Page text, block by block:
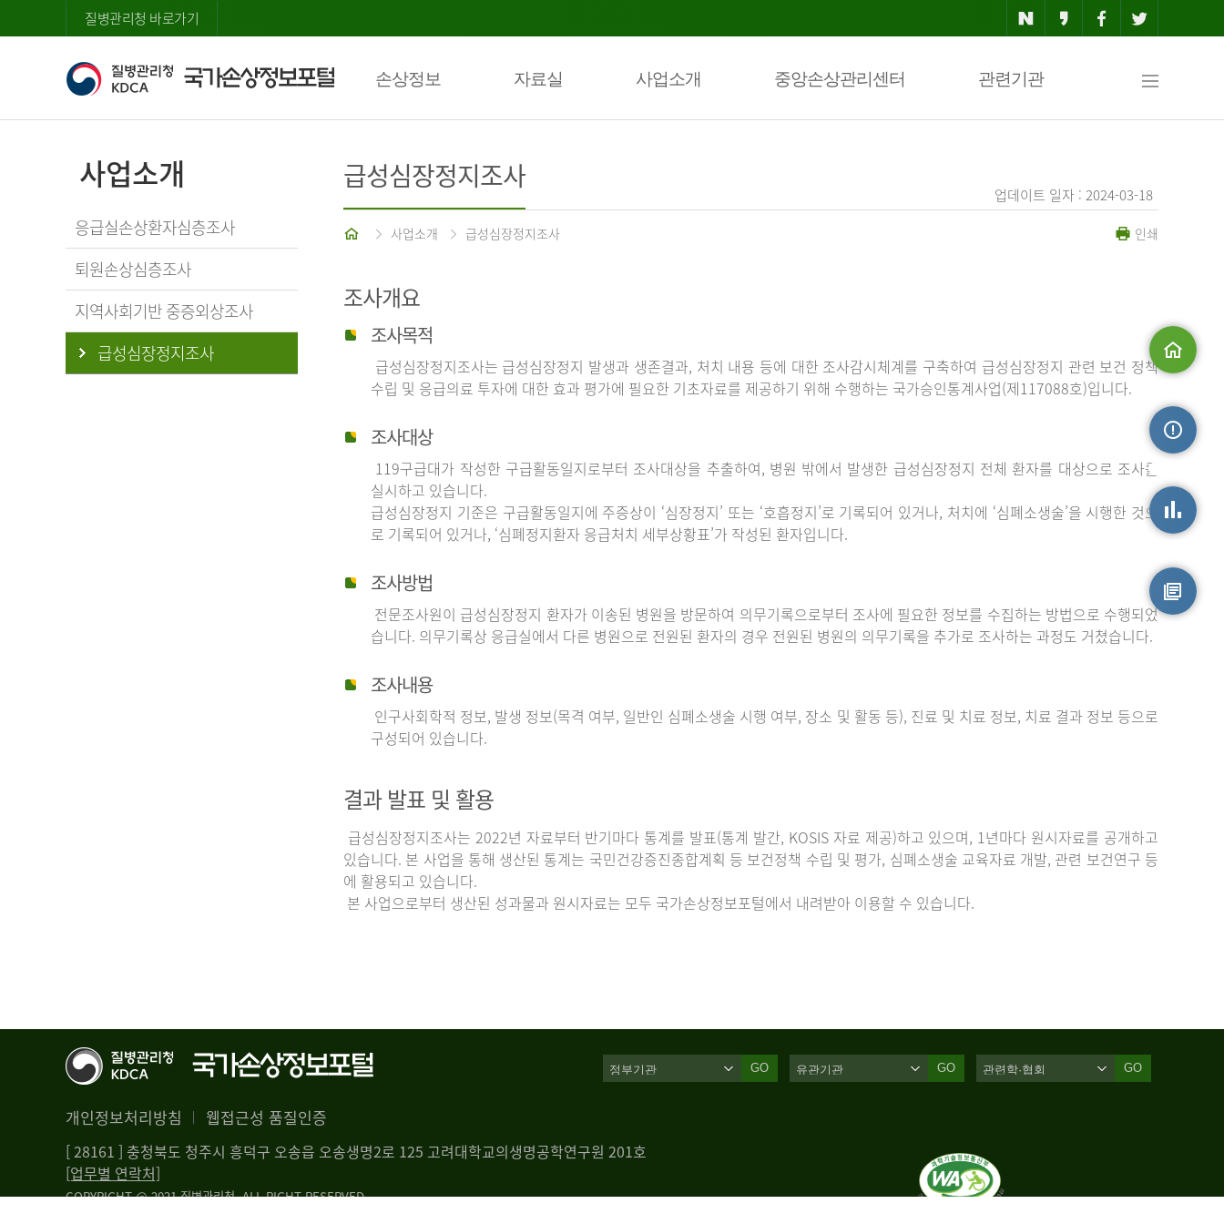
질병관리청 바로가기
손상정보 자료실 사업소개 중앙손상관리센터 관련기관
맵
사업소개
응급실손상환자심층조사
퇴원손상심층조사
지역사회기반 중증외상조사
급성심장정지조사
업데이트 일자 : 2024-03-18
급성심장정지조사
홈 사업소개 급성심장정지조사 인쇄
조사개요
조사목적
급성심장정지조사는 급성심장정지 발생과 생존결과, 처치 내용 등에 대한 조사감시체계를 구축하여 급성심장정지 관련 보건 정책
수립 및 응급의료 투자에 대한 효과 평가에 필요한 기초자료를 제공하기 위해 수행하는 국가승인통계사업(제117088호)입니다.
조사대상
119구급대가 작성한 구급활동일지로부터 조사대상을 추출하여, 병원 밖에서 발생한 급성심장정지 전체 환자를 대상으로 조사를
실시하고 있습니다.
급성심장정지 기준은 구급활동일지에 주증상이 ‘심장정지’ 또는 ‘호흡정지’로 기록되어 있거나, 처치에 ‘심폐소생술’을 시행한 것으
로 기록되어 있거나, ‘심폐정지환자 응급처치 세부상황표’가 작성된 환자입니다.
조사방법
전문조사원이 급성심장정지 환자가 이송된 병원을 방문하여 의무기록으로부터 조사에 필요한 정보를 수집하는 방법으로 수행되었
습니다. 의무기록상 응급실에서 다른 병원으로 전원된 환자의 경우 전원된 병원의 의무기록을 추가로 조사하는 과정도 거쳤습니다.
조사내용
인구사회학적 정보, 발생 정보(목격 여부, 일반인 심폐소생술 시행 여부, 장소 및 활동 등), 진료 및 치료 정보, 치료 결과 정보 등으로
구성되어 있습니다.
결과 발표 및 활용
급성심장정지조사는 2022년 자료부터 반기마다 통계를 발표(통계 발간, KOSIS 자료 제공)하고 있으며, 1년마다 원시자료를 공개하고
있습니다. 본 사업을 통해 생산된 통계는 국민건강증진종합계획 등 보건정책 수립 및 평가, 심폐소생술 교육자료 개발, 관련 보건연구 등
에 활용되고 있습니다.
본 사업으로부터 생산된 성과물과 원시자료는 모두 국가손상정보포털에서 내려받아 이용할 수 있습니다.
개인정보처리방침 웹접근성 품질인증
GO GO GO
[ 28161 ] 충청북도 청주시 흥덕구 오송읍 오송생명2로 125 고려대학교의생명공학연구원 201호
[업무별 연락처]
COPYRIGHT @ 2021 질병관리청. ALL RIGHT RESERVED
손상정보
원시자료